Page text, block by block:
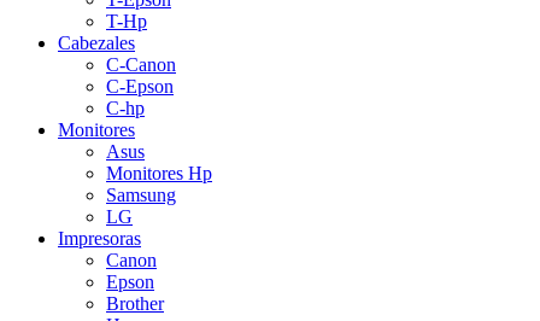
T-Hp
Cabezales
C-Canon
C-Epson
C-hp
Monitores
Asus
Monitores Hp
Samsung
LG
Impresoras
Canon
Epson
Brother